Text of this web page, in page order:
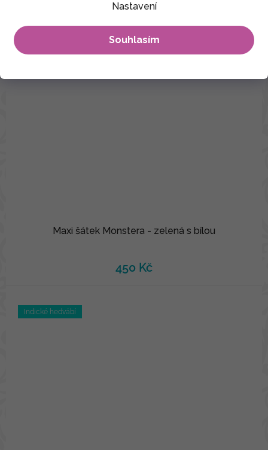
Nastavení
Souhlasím
Maxi šátek Monstera - zelená s bílou
450 Kč
Indické hedvábí